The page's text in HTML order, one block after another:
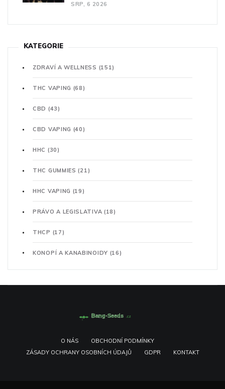
SRP, 6 2026
KATEGORIE
ZDRAVÍ A WELLNESS (151)
THC VAPING (68)
CBD (43)
CBD VAPING (40)
HHC (30)
THC GUMMIES(21)
HHC VAPING (19)
PRÁVO A LEGISLATIVA (18)
THCP (17)
KONOPÍ A KANABINOIDY (16)
O NÁS
OBCHODNÍ PODMÍNKY
ZÁSADY OCHRANY OSOBNÍCH ÚDAJŮ
GDPR KONTAKT